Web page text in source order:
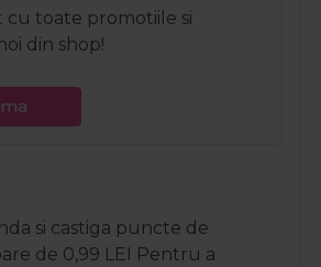
cu toate promotiile si
din shop!
si castiga puncte de
de 0,99 LEI
Pentru a